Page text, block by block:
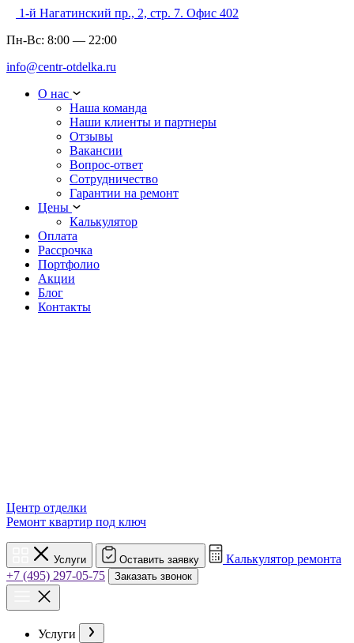
1-й Нагатинский пр., 2, стр. 7. Офис 402
Пн-Вс: 8:00 — 22:00
info@centr-otdelka.ru
О нас
Наша команда
Наши клиенты и партнеры
Отзывы
Вакансии
Вопрос-ответ
Сотрудничество
Гарантии на ремонт
Цены
Калькулятор
Оплата
Рассрочка
Портфолио
Акции
Блог
Контакты
Центр отделки
Ремонт квартир под ключ
Услуги Оставить заявку
Калькулятор ремонта
+7 (495) 297-05-75
Заказать звонок
Услуги